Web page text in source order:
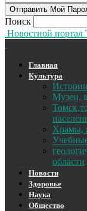
Поиск
Новостной портал
Главная
Культура
Музеи,
Храмы,
области
Новости
Здоровье
Наука
Общество